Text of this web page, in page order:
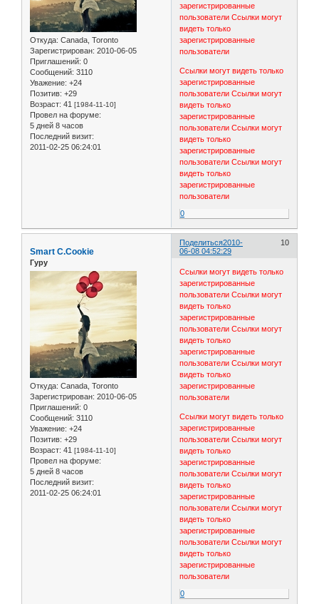
Откуда: Canada, Toronto
Зарегистрирован: 2010-06-05
Приглашений: 0
Сообщений: 3110
Уважение: +24
Позитив: +29
Возраст: 41 [1984-11-10]
Провел на форуме:
5 дней 8 часов
Последний визит:
2011-02-25 06:24:01
зарегистрированные
пользователи Ссылки могут
видеть только
зарегистрированные
пользователи
Ссылки могут видеть только
зарегистрированные
пользователи Ссылки могут
видеть только
зарегистрированные
пользователи Ссылки могут
видеть только
зарегистрированные
пользователи Ссылки могут
видеть только
зарегистрированные
пользователи
0
Поделиться 10
2010-
06-08 04:52:29
Smart C.Cookie
Гуру
Откуда: Canada, Toronto
Зарегистрирован: 2010-06-05
Приглашений: 0
Сообщений: 3110
Уважение: +24
Позитив: +29
Возраст: 41 [1984-11-10]
Провел на форуме:
5 дней 8 часов
Последний визит:
2011-02-25 06:24:01
Ссылки могут видеть только
зарегистрированные
пользователи Ссылки могут
видеть только
зарегистрированные
пользователи Ссылки могут
видеть только
зарегистрированные
пользователи Ссылки могут
видеть только
зарегистрированные
пользователи
Ссылки могут видеть только
зарегистрированные
пользователи Ссылки могут
видеть только
зарегистрированные
пользователи Ссылки могут
видеть только
зарегистрированные
пользователи Ссылки могут
видеть только
зарегистрированные
пользователи Ссылки могут
видеть только
зарегистрированные
пользователи
0